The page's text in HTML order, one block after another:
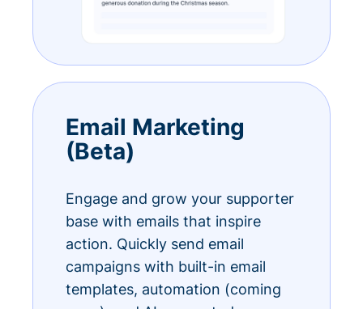
Email Marketing
(Beta)
Engage and grow your supporter
base with emails that inspire
action. Quickly send email
campaigns with built-in email
templates, automation (coming